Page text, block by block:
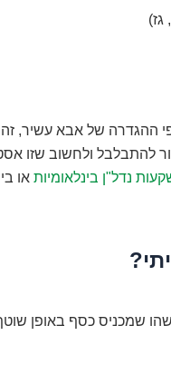
ההגדרה של אבא עשיר, זה
להתבלבל ולחשוב שזו
נדל"ן בינלאומיות או
שמכניס כסף באופן